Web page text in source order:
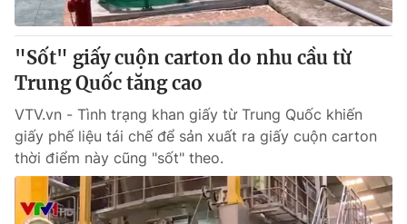
"Sốt" giấy cuộn carton do nhu cầu từ
Trung Quốc tăng cao
VTV.vn - Tình trạng khan giấy từ Trung Quốc khiến
giấy phế liệu tái chế để sản xuất ra giấy cuộn carton
thời điểm này cũng "sốt" theo.